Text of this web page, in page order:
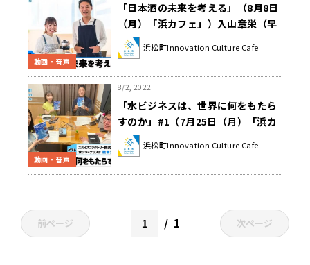
動画・音声
「日本酒の未来を考える」（8月8日
（月）「浜カフェ」）入山章栄（早
稲田大学ビジネススクール教授）田
ケ原恵美（フリーランス広報）
浜松町Innovation Culture Cafe
動画・音声
8/2, 2022
「水ビジネスは、世界に何をもたら
すのか」#1（7月25日（月）「浜カ
フェ」）流郷綾乃（スパイスファク
トリー株式会社CSO）橋本淳司（水
浜松町Innovation Culture Cafe
前ページ 1 次ページ